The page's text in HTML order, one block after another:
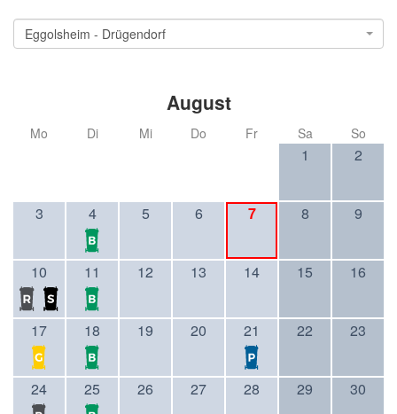
Eggolsheim - Drügendorf
August
Mo Di Mi Do Fr Sa So
1 2
3 4 5 6 7 8 9
10 11 12 13 14 15 16
17 18 19 20 21 22 23
24 25 26 27 28 29 30